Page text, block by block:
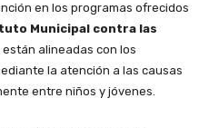
en los programas ofrecidos
Municipal contra las
alineadas con los
la atención a las causas
entre niños y jóvenes.